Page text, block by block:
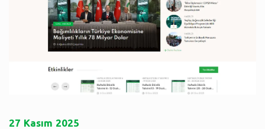
27 Kasım 2025